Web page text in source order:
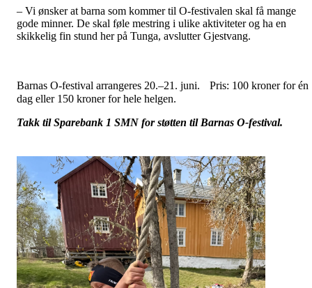
– Vi ønsker at barna som kommer til O-festivalen skal få mange
gode minner. De skal føle mestring i ulike aktiviteter og ha en
skikkelig fin stund her på Tunga, avslutter Gjestvang.
Barnas O-festival arrangeres 20.–21. juni. Pris: 100 kroner for én
dag eller 150 kroner for hele helgen.
Takk til Sparebank 1 SMN for støtten til Barnas O-festival.